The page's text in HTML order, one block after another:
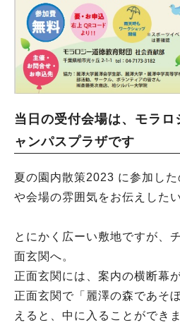
当日の受付会場は、モラロ
ャンパスプラザです
夏の園内散策2023 に参加し
や会場の雰囲気をお伝えした
とにかく広ーい敷地ですが、
面玄関へ。
正面玄関には、案内の横断幕
正面玄関で「麗澤の森であそ
えると、中に入ることができ